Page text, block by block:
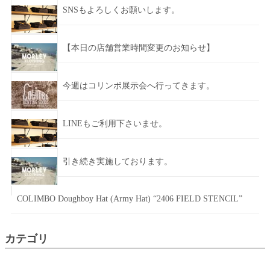
SNSもよろしくお願いします。
【本日の店舗営業時間変更のお知らせ】
今週はコリンボ展示会へ行ってきます。
LINEもご利用下さいませ。
引き続き実施しております。
COLIMBO Doughboy Hat (Army Hat) “2406 FIELD STENCIL”
カテゴリ